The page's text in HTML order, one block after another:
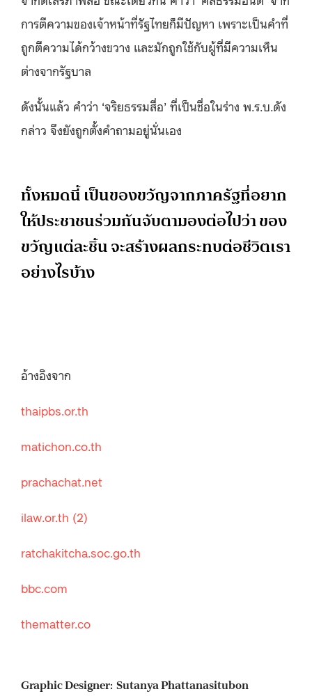
การตีความของเจ้าหน้าที่รัฐไทยก็มีปัญหา เพราะเป็นคำที่
ถูกตีความได้กว้างขวาง และมักถูกใช้กับผู้ที่มีความเห็น
ต่างจากรัฐบาล
ดังนั้นแล้ว คำว่า ‘จริยธรรมสื่อ’ ที่เป็นชื่อในร่าง พ.ร.บ.ดัง
กล่าว จึงยังถูกตั้งคำถามอยู่นั่นเอง
ทั้งหมดนี้ เป็นของขวัญจากภาครัฐที่อยาก
ให้ประชาชนร่วมกันจับตามองต่อไปว่า ของ
ขวัญแต่ละชิ้น จะสร้างผลกระทบต่อชีวิตเรา
อย่างไรบ้าง
อ้างอิงจาก
thaipbs.or.th
matichon.co.th
prachachat.net
ilaw.or.th (2)
ratchakitcha.soc.go.th
bbc.com
thematter.co
Graphic Designer: Sutanya Phattanasitubon